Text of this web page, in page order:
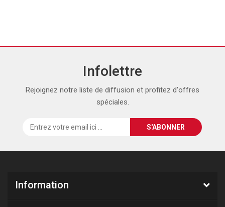
Infolettre
Rejoignez notre liste de diffusion et profitez d'offres
spéciales.
Information